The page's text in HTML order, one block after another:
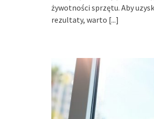
żywotności sprzętu. Aby
rezultaty, warto [...]